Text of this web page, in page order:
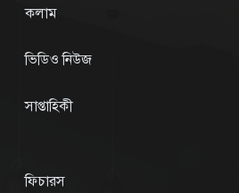
কলাম
ভিডিও নিউজ
সাপ্তাহিকী
ফিচারস